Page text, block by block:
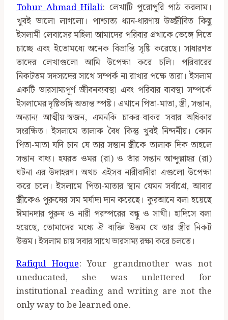
Tohur Ahmad Hilali: লেখাটি পুরোপুরি পাঠ করলাম।
খুবই ভালো লাগলো। পাশ্চাত্য ধ্যান-ধারণায় উজ্জীবিত কিছু
ইসলামী লেবাসের মহিলা আমাদের পরিবার প্রথাকে ভেঙ্গে দিতে
চাচ্ছে এবং ইতোমধ্যে অনেক বিভ্রান্তি সৃষ্টি করেছে। সাধারণত
তাদের লেখাগুলো আমি উপেক্ষা করে চলি। পরিবারের
নিকটতম সদস্যদের সাথে সম্পর্ক না রাখার পক্ষে তারা। ইসলাম
একটি ভারসাম্যপূর্ণ জীবনব্যবস্থা এবং পরিবার ব্যবস্থা সম্পর্কে
ইসলামের দৃষ্টিভঙ্গি অত্যন্ত স্পষ্ট। এখানে পিতা-মাতা, স্ত্রী, সন্তান,
অন্যান্য আত্মীয়-স্বজন, এমনকি চাকর-বাকর সবার অধিকার
সংরক্ষিত। ইসলামে তালাক বৈধ কিন্তু খুবই নিন্দনীয়। কোন
পিতা-মাতা যদি চান যে তার সন্তান স্ত্রীকে তালাক দিক তাহলে
সন্তান বাধ্য। হযরত ওমর (রা) ও তাঁর সন্তান আব্দুল্লাহর (রা)
ঘটনা এর উদাহরণ। অথচ এইসব নারীবাদীরা এগুলো উপেক্ষা
করে চলে। ইসলামে পিতা-মাতার স্থান যেমন সর্বাগ্রে, আবার
স্ত্রীকেও পুরুষের সম মর্যাদা দান করেছে। কুরআনে বলা হয়েছে
ঈমানদার পুরুষ ও নারী পরস্পরের বন্ধু ও সাথী। হাদিসে বলা
হয়েছে, তোমাদের মধ্যে ঐ ব্যক্তি উত্তম যে তার স্ত্রীর নিকট
উত্তম। ইসলাম চায় সবার সাথে ভারসাম্য রক্ষা করে চলতে।
Rafiqul Hoque: Your grandmother was not
uneducated, she was unlettered for
institutional reading and writing are not the
only way to be learned one.